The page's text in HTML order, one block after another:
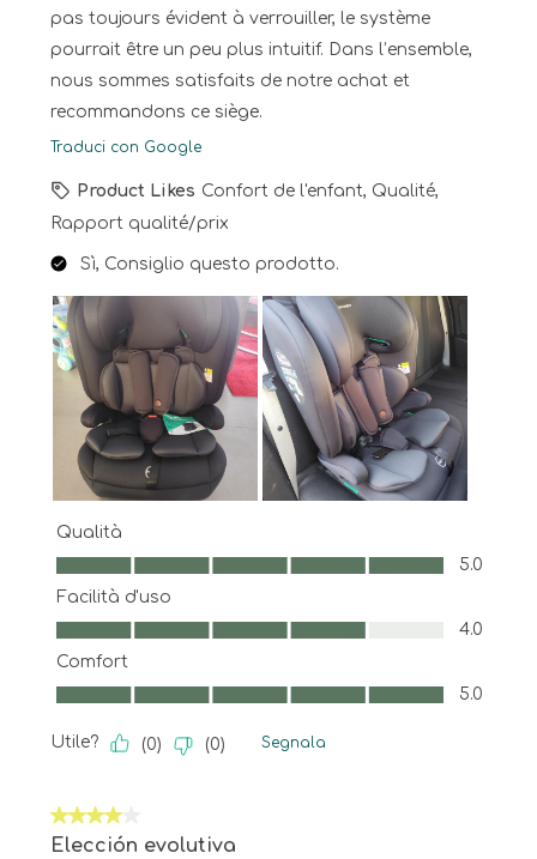
pas toujours évident à verrouiller, le système
pourrait être un peu plus intuitif. Dans l’ensemble,
nous sommes satisfaits de notre achat et
recommandons ce siège.
Traduci con Google
Product Likes Confort de l'enfant, Qualité,
Rapport qualité/prix
Sì, Consiglio questo prodotto.
Qualità
Qualità, 5.0 su 5
5.0
Facilità d'uso
Facilità d'uso, 4.0 su 5
4.0
Comfort
Comfort, 5.0 su 5
5.0
Utile? (0) (0) Segnala
4 su 5 stelle.
Elección evolutiva